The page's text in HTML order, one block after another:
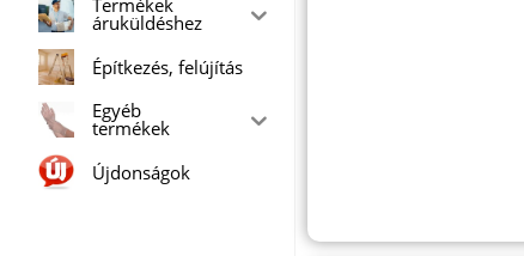
Termékek
áruküldéshez
Építkezés, felújítás
Egyéb
termékek
Újdonságok